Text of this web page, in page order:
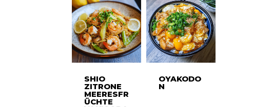
SHIO
ZITRONE
MEERESFR
ÜCHTE
OYAKODO
N